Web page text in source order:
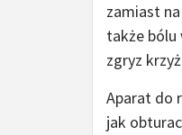
zamiast
także bólu
zgryz
Aparat do
jak